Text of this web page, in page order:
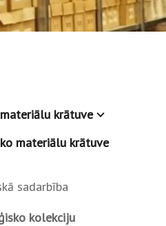
krātuve
materiālu krātuve
sadarbība
kolekciju